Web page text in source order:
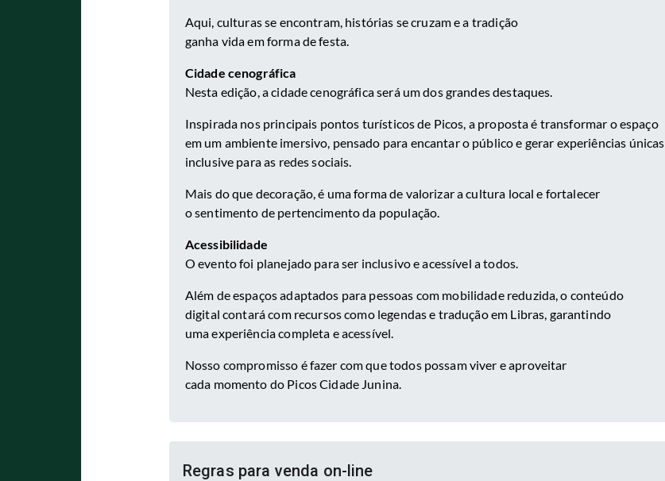
Aqui, culturas se encontram, histórias se cruzam e a tradição
ganha vida em forma de festa.
Cidade cenográfica
Nesta edição, a cidade cenográfica será um dos grandes destaques.
Inspirada nos principais pontos turísticos de Picos, a proposta é transformar o espaço
em um ambiente imersivo, pensado para encantar o público e gerar experiências únicas
inclusive para as redes sociais.
Mais do que decoração, é uma forma de valorizar a cultura local e fortalecer
o sentimento de pertencimento da população.
Acessibilidade
O evento foi planejado para ser inclusivo e acessível a todos.
Além de espaços adaptados para pessoas com mobilidade reduzida, o conteúdo
digital contará com recursos como legendas e tradução em Libras, garantindo
uma experiência completa e acessível.
Nosso compromisso é fazer com que todos possam viver e aproveitar
cada momento do Picos Cidade Junina.
Regras para venda on-line